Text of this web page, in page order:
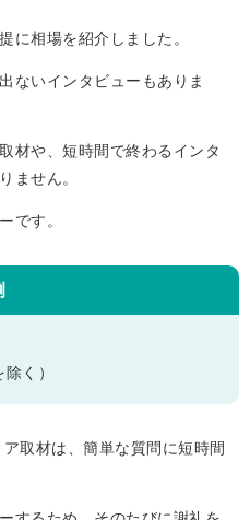
に相場を紹介しました。
ないインタビューもありま
材や、短時間で終わるインタ
ません。
です。
く）
取材は、簡単な質問に短時間